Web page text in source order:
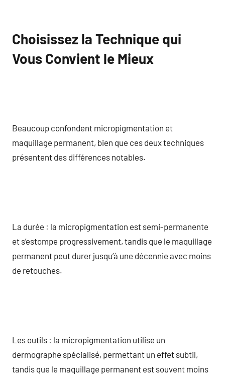
Choisissez la Technique qui
Vous Convient le Mieux
Beaucoup confondent micropigmentation et
maquillage permanent, bien que ces deux techniques
présentent des différences notables.
La durée : la micropigmentation est semi-permanente
et s’estompe progressivement, tandis que le maquillage
permanent peut durer jusqu’à une décennie avec moins
de retouches.
Les outils : la micropigmentation utilise un
dermographe spécialisé, permettant un effet subtil,
tandis que le maquillage permanent est souvent moins